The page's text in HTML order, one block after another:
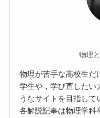
物理
物理が苦手な高校生だ
学生や，学び直したい
うなサイトを目指して
各解説記事は物理学科